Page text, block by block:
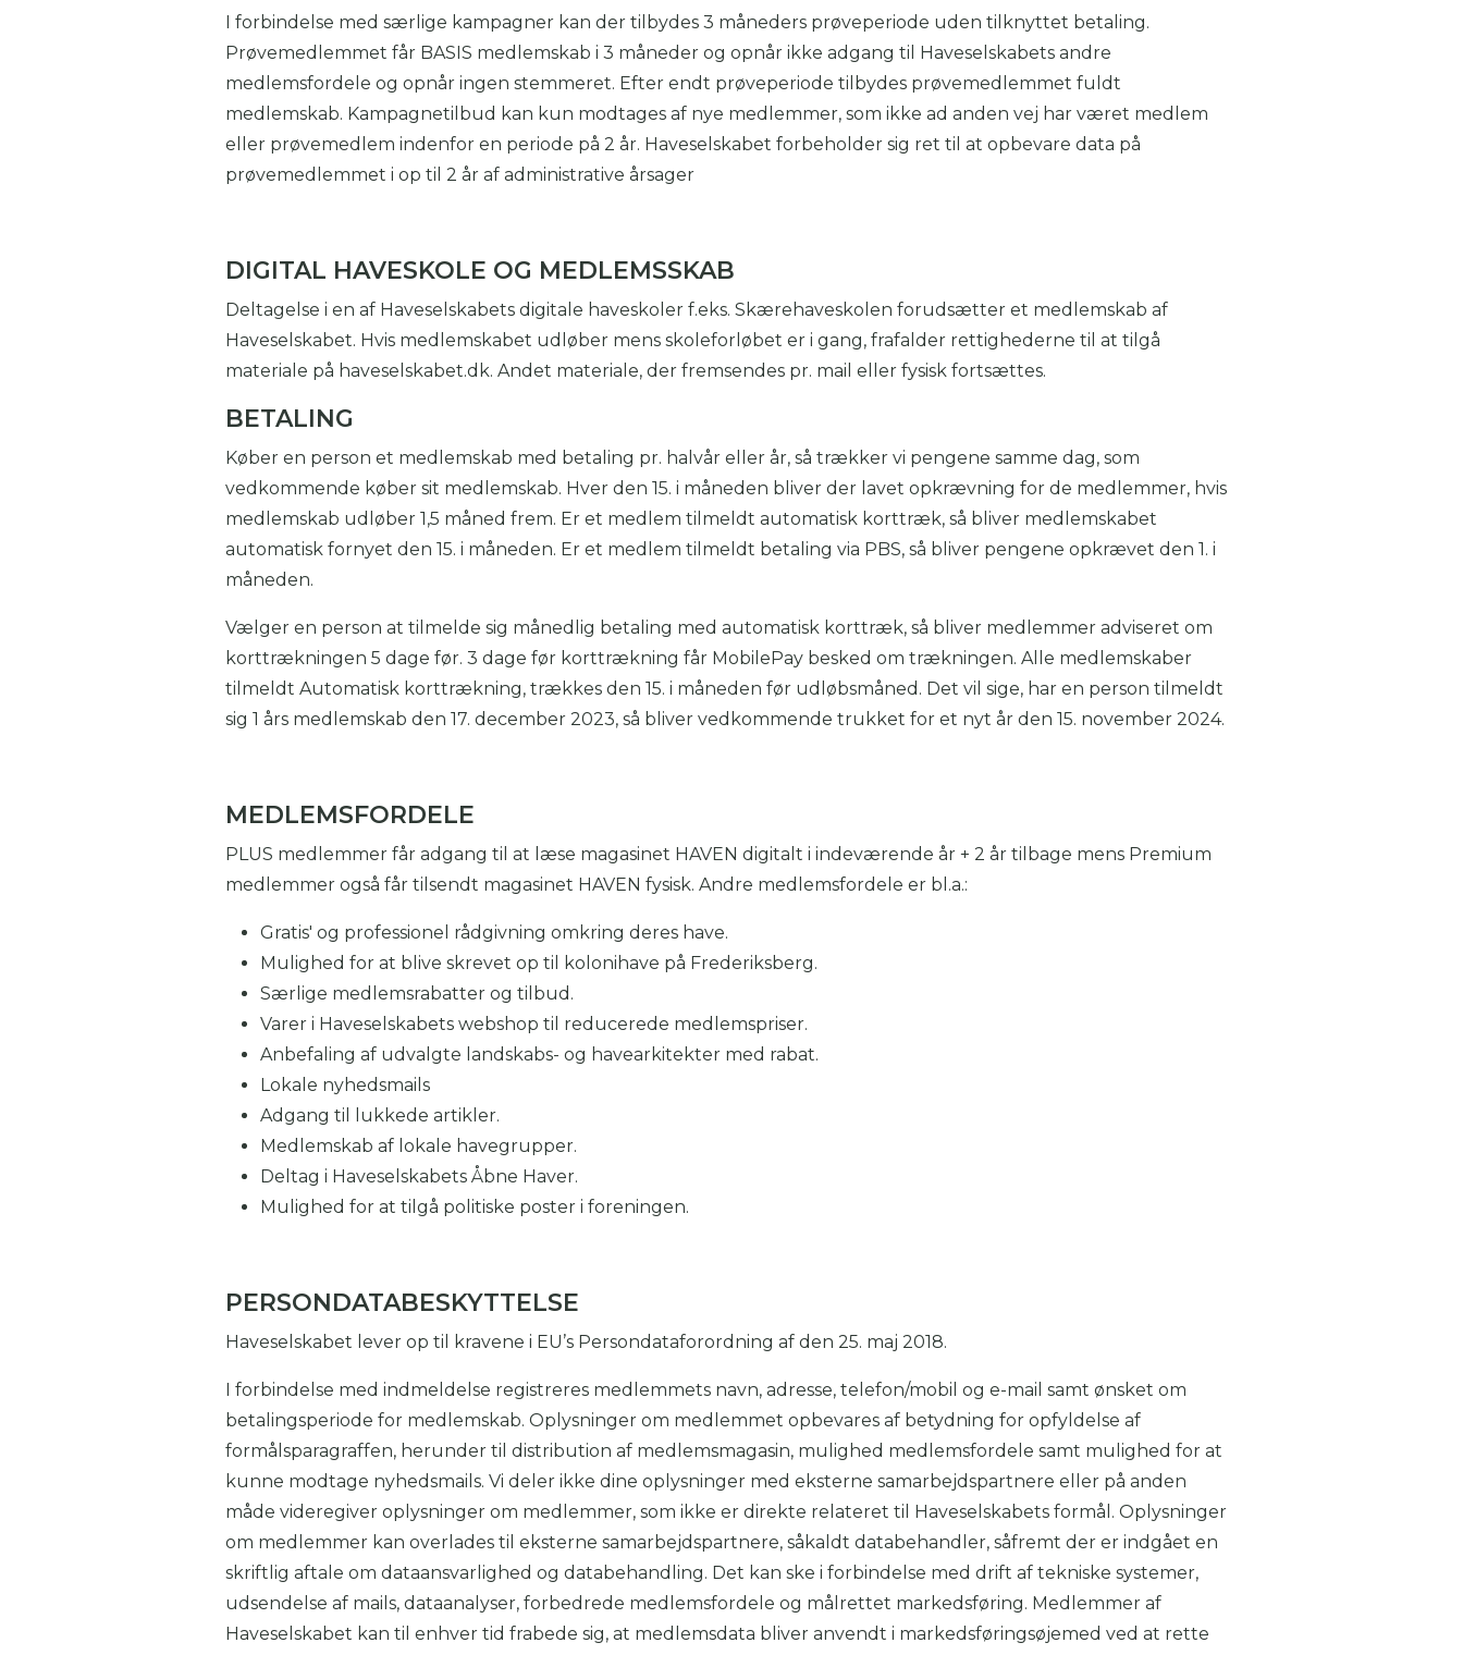
I forbindelse med særlige kampagner kan der tilbydes 3 måneders prøveperiode uden tilknyttet betaling.
Prøvemedlemmet får BASIS medlemskab i 3 måneder og opnår ikke adgang til Haveselskabets andre
medlemsfordele og opnår ingen stemmeret. Efter endt prøveperiode tilbydes prøvemedlemmet fuldt
medlemskab. Kampagnetilbud kan kun modtages af nye medlemmer, som ikke ad anden vej har været medlem
eller prøvemedlem indenfor en periode på 2 år. Haveselskabet forbeholder sig ret til at opbevare data på
prøvemedlemmet i op til 2 år af administrative årsager
DIGITAL HAVESKOLE OG MEDLEMSSKAB
Deltagelse i en af Haveselskabets digitale haveskoler f.eks. Skærehaveskolen forudsætter et medlemskab af
Haveselskabet. Hvis medlemskabet udløber mens skoleforløbet er i gang, frafalder rettighederne til at tilgå
materiale på haveselskabet.dk. Andet materiale, der fremsendes pr. mail eller fysisk fortsættes.
BETALING
Køber en person et medlemskab med betaling pr. halvår eller år, så trækker vi pengene samme dag, som
vedkommende køber sit medlemskab. Hver den 15. i måneden bliver der lavet opkrævning for de medlemmer, hvis
medlemskab udløber 1,5 måned frem. Er et medlem tilmeldt automatisk korttræk, så bliver medlemskabet
automatisk fornyet den 15. i måneden. Er et medlem tilmeldt betaling via PBS, så bliver pengene opkrævet den 1. i
måneden.
Vælger en person at tilmelde sig månedlig betaling med automatisk korttræk, så bliver medlemmer adviseret om
korttrækningen 5 dage før. 3 dage før korttrækning får MobilePay besked om trækningen. Alle medlemskaber
tilmeldt Automatisk korttrækning, trækkes den 15. i måneden før udløbsmåned. Det vil sige, har en person tilmeldt
sig 1 års medlemskab den 17. december 2023, så bliver vedkommende trukket for et nyt år den 15. november 2024.
MEDLEMSFORDELE
PLUS medlemmer får adgang til at læse magasinet HAVEN digitalt i indeværende år + 2 år tilbage mens Premium
medlemmer også får tilsendt magasinet HAVEN fysisk. Andre medlemsfordele er bl.a.:
Gratis' og professionel rådgivning omkring deres have.
Mulighed for at blive skrevet op til kolonihave på Frederiksberg.
Særlige medlemsrabatter og tilbud.
Varer i Haveselskabets webshop til reducerede medlemspriser.
Anbefaling af udvalgte landskabs- og havearkitekter med rabat.
Lokale nyhedsmails
Adgang til lukkede artikler.
Medlemskab af lokale havegrupper.
Deltag i Haveselskabets Åbne Haver.
Mulighed for at tilgå politiske poster i foreningen.
PERSONDATABESKYTTELSE
Haveselskabet lever op til kravene i EU’s Persondataforordning af den 25. maj 2018.
I forbindelse med indmeldelse registreres medlemmets navn, adresse, telefon/mobil og e-mail samt ønsket om
betalingsperiode for medlemskab. Oplysninger om medlemmet opbevares af betydning for opfyldelse af
formålsparagraffen, herunder til distribution af medlemsmagasin, mulighed medlemsfordele samt mulighed for at
kunne modtage nyhedsmails. Vi deler ikke dine oplysninger med eksterne samarbejdspartnere eller på anden
måde videregiver oplysninger om medlemmer, som ikke er direkte relateret til Haveselskabets formål. Oplysninger
om medlemmer kan overlades til eksterne samarbejdspartnere, såkaldt databehandler, såfremt der er indgået en
skriftlig aftale om dataansvarlighed og databehandling. Det kan ske i forbindelse med drift af tekniske systemer,
udsendelse af mails, dataanalyser, forbedrede medlemsfordele og målrettet markedsføring. Medlemmer af
Haveselskabet kan til enhver tid frabede sig, at medlemsdata bliver anvendt i markedsføringsøjemed ved at rette